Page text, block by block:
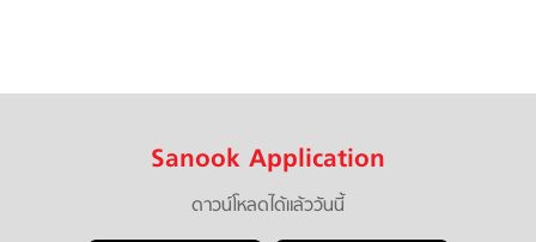
Sanook Application
ดาวน์โหลดได้แล้ววันนี้